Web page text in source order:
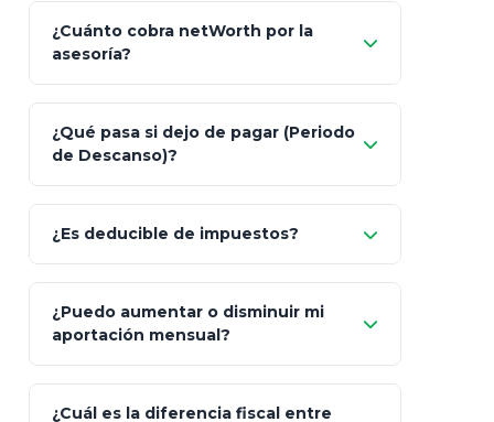
GNP (Proyecta)
Seguros Monterrey
Skandia (Crea)
¿Cuánto cobra netWorth por la
asesoría?
¿Qué pasa si dejo de pagar (Periodo
de Descanso)?
¿Es deducible de impuestos?
¿Puedo aumentar o disminuir mi
aportación mensual?
¿Cuál es la diferencia fiscal entre